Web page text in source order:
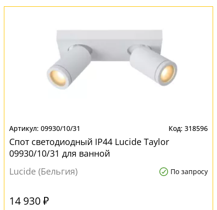
09930/10/31 318596
Спот светодиодный IP44 Lucide Taylor
09930/10/31 для ванной
Lucide (Бельгия)
По запросу
14 930 ₽